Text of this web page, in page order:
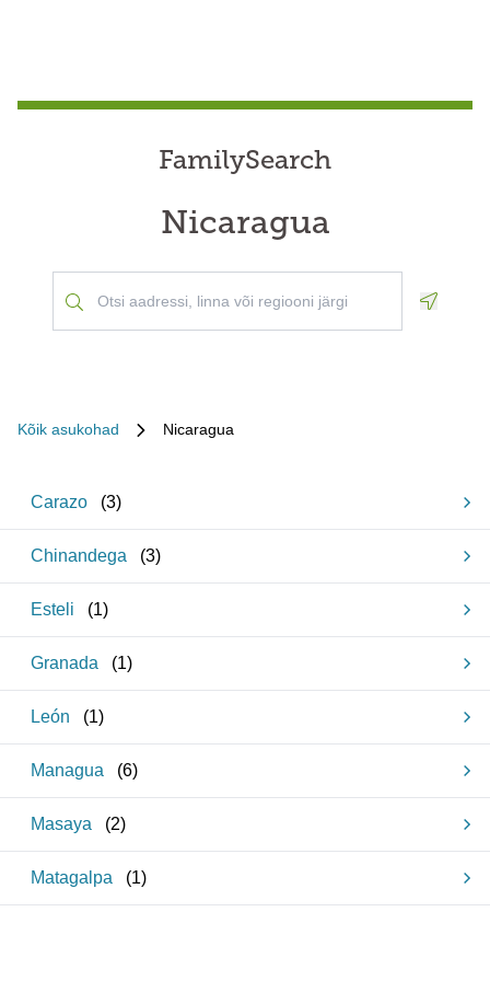
FamilySearch
Nicaragua
Kõik asukohad Nicaragua
Carazo (3)
Chinandega (3)
Esteli (1)
Granada (1)
León (1)
Managua (6)
Masaya (2)
Matagalpa (1)